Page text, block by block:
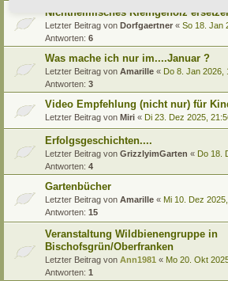
Nichtheimisches Kleingehölz
Letzter Beitrag von Dorfgaertner « So 18. Jan
Antworten: 6
Was mache ich nur im....Januar ?
Letzter Beitrag von Amarille « Do 8. Jan 2026,
Antworten: 3
Video Empfehlung (nicht nur) für
Letzter Beitrag von Miri « Di 23. Dez 2025,
Erfolgsgeschichten....
Letzter Beitrag von GrizzlyimGarten « Do 18.
Antworten: 4
Gartenbücher
Letzter Beitrag von Amarille « Mi 10. Dez
Antworten: 15
Veranstaltung Wildbienengruppe in
Bischofsgrün/Oberfranken
Letzter Beitrag von Ann1981 « Mo 20. Okt
Antworten: 1